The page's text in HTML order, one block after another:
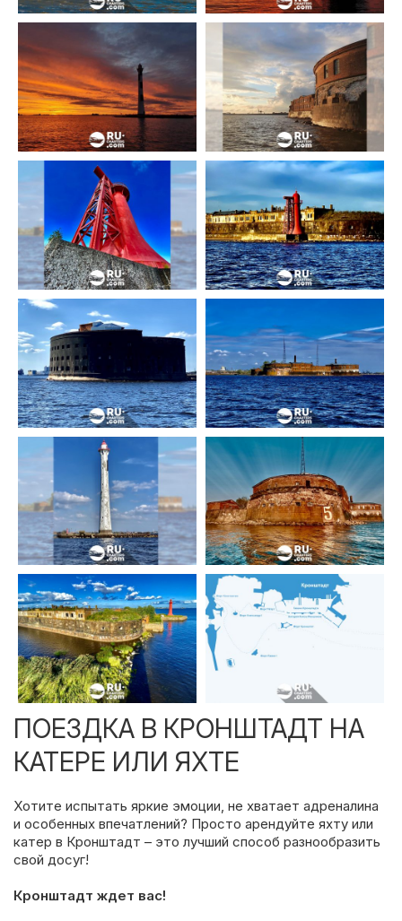
ПОЕЗДКА В КРОНШТАДТ НА
КАТЕРЕ ИЛИ ЯХТЕ
Хотите испытать яркие эмоции, не хватает адреналина
и особенных впечатлений? Просто арендуйте яхту или
катер в Кронштадт – это лучший способ разнообразить
свой досуг!
Кронштадт ждет вас!